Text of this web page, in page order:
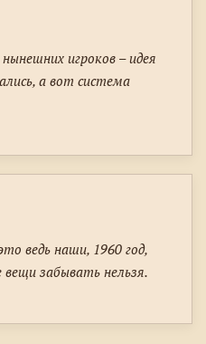
игроков – идея
а вот система
ведь наши, 1960 год,
забывать нельзя.